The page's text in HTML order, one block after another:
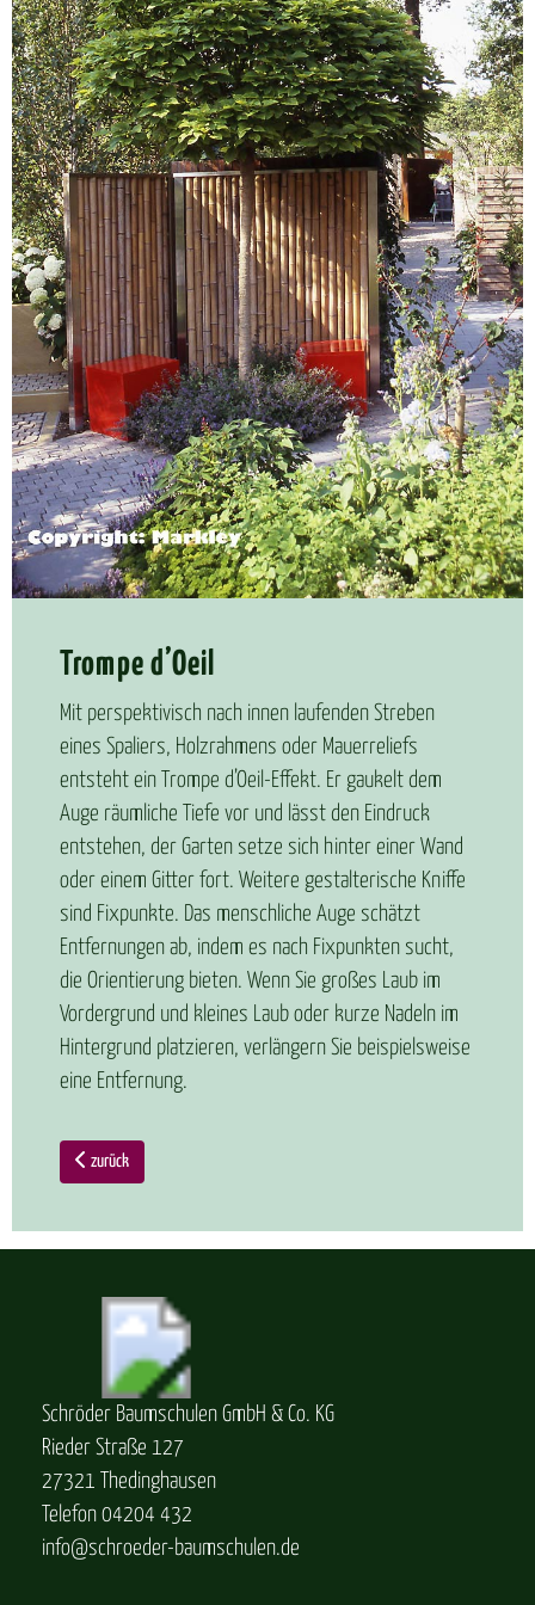
Trom­pe d’Oeil
Mit perspektivisch nach innen laufenden Streben
eines Spaliers, Holzrahmens oder Mauerreliefs
entsteht ein Trompe d’Oeil-Effekt. Er gaukelt dem
Auge räumliche Tiefe vor und lässt den Eindruck
entstehen, der Garten setze sich hinter einer Wand
oder einem Gitter fort. Weitere gestalterische Kniffe
sind Fixpunkte. Das menschliche Auge schätzt
Entfernungen ab, indem es nach Fixpunkten sucht,
die Orientierung bieten. Wenn Sie großes Laub im
Vordergrund und kleines Laub oder kurze Nadeln im
Hintergrund platzieren, verlängern Sie beispielsweise
eine Entfernung.
zurück
Schröder Baumschulen GmbH & Co. KG
Rieder Straße 127
27321 Thedinghausen
Telefon 04204 432
info@schroeder-baumschulen.de